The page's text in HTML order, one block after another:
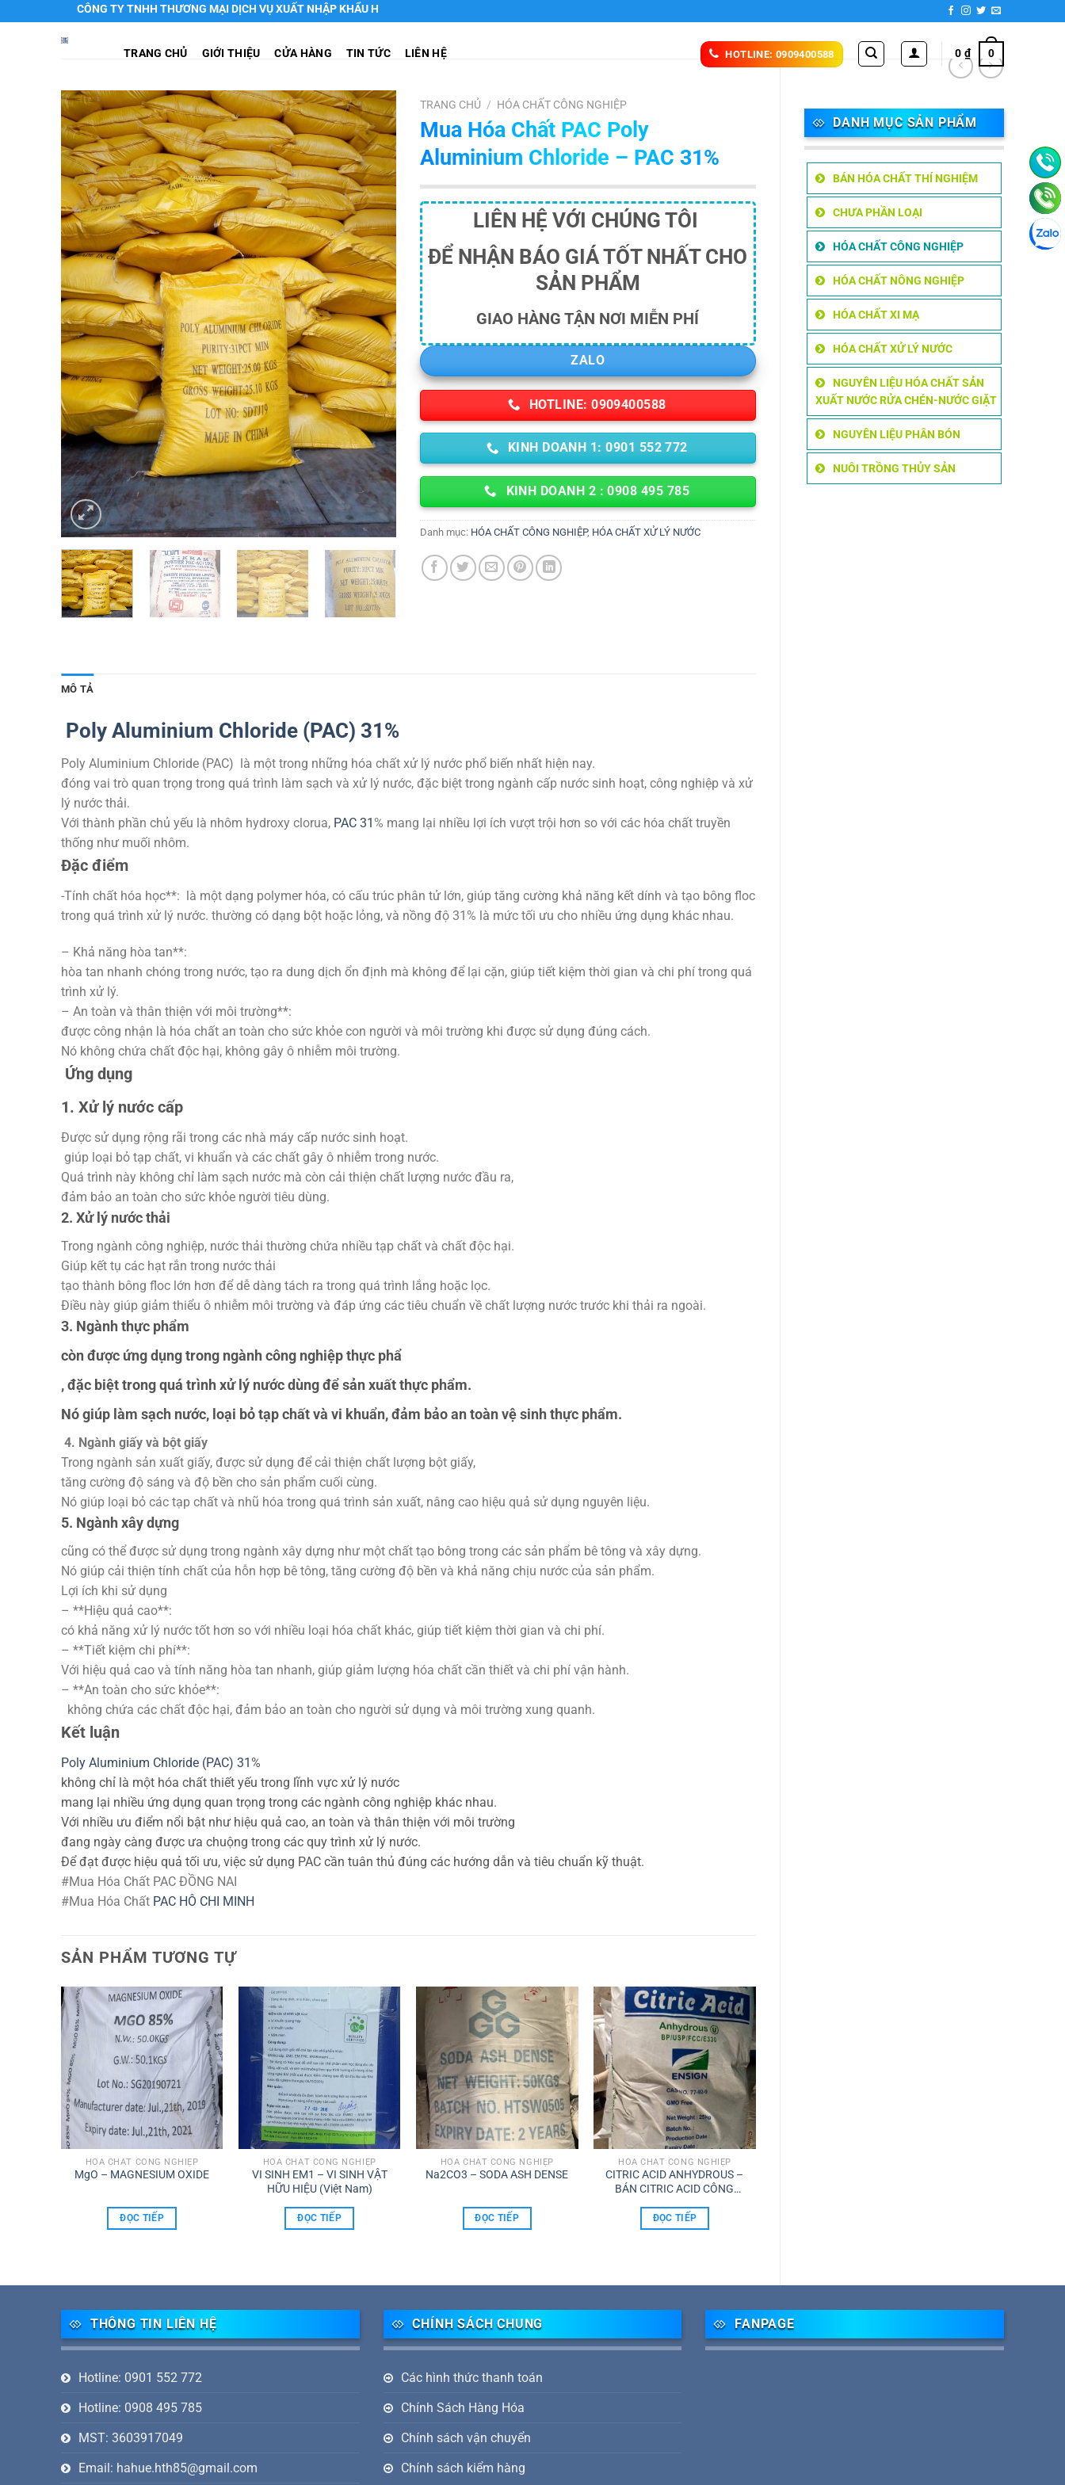
CÔNG TY TNHH THƯƠNG MẠI DỊCH VỤ XUẤT NHẬP KHẨU HTH
TRANG CHỦ GIỚI THIỆU CỬA HÀNG TIN TỨC LIÊN HỆ HOTLINE: 0909400588 0₫ 0
DANH MỤC SẢN PHẨM
BÁN HÓA CHẤT THÍ NGHIỆM
CHƯA PHẦN LOẠI
HÓA CHẤT CÔNG NGHIỆP
HÓA CHẤT NÔNG NGHIỆP
HÓA CHẤT XI MẠ
HÓA CHẤT XỬ LÝ NƯỚC
NGUYÊN LIỆU HÓA CHẤT SẢN
XUẤT NƯỚC RỬA CHÉN-NƯỚC GIẶT
NGUYÊN LIỆU PHÂN BÓN
NUÔI TRỒNG THỦY SẢN
TRANG CHỦ / HÓA CHẤT CÔNG NGHIỆP
Mua Hóa Chất PAC Poly
Aluminium Chloride – PAC 31%
LIÊN HỆ VỚI CHÚNG TÔI
ĐỂ NHẬN BÁO GIÁ TỐT NHẤT CHO
SẢN PHẨM
GIAO HÀNG TẬN NƠI MIỄN PHÍ
ZALO
HOTLINE: 0909400588
KINH DOANH 1: 0901 552 772
KINH DOANH 2 : 0908 495 785
Danh mục: HÓA CHẤT CÔNG NGHIỆP, HÓA CHẤT XỬ LÝ NƯỚC
MÔ TẢ
Poly Aluminium Chloride (PAC) 31%
Poly Aluminium Chloride (PAC) là một trong những hóa chất xử lý nước phổ biến nhất hiện nay.
đóng vai trò quan trọng trong quá trình làm sạch và xử lý nước, đặc biệt trong ngành cấp nước sinh hoạt, công nghiệp và xử
lý nước thải.
Với thành phần chủ yếu là nhôm hydroxy clorua, PAC 31 % mang lại nhiều lợi ích vượt trội hơn so với các hóa chất truyền
thống như muối nhôm.
Đặc điểm
-Tính chất hóa học**: là một dạng polymer hóa, có cấu trúc phân tử lớn, giúp tăng cường khả năng kết dính và tạo bông floc
trong quá trình xử lý nước. thường có dạng bột hoặc lỏng, và nồng độ 31% là mức tối ưu cho nhiều ứng dụng khác nhau.
– Khả năng hòa tan**:
hòa tan nhanh chóng trong nước, tạo ra dung dịch ổn định mà không để lại cặn, giúp tiết kiệm thời gian và chi phí trong quá
trình xử lý.
– An toàn và thân thiện với môi trường**:
được công nhận là hóa chất an toàn cho sức khỏe con người và môi trường khi được sử dụng đúng cách.
Nó không chứa chất độc hại, không gây ô nhiễm môi trường.
Ứng dụng
1. Xử lý nước cấp
Được sử dụng rộng rãi trong các nhà máy cấp nước sinh hoạt.
giúp loại bỏ tạp chất, vi khuẩn và các chất gây ô nhiễm trong nước.
Quá trình này không chỉ làm sạch nước mà còn cải thiện chất lượng nước đầu ra,
đảm bảo an toàn cho sức khỏe người tiêu dùng.
2. Xử lý nước thải
Trong ngành công nghiệp, nước thải thường chứa nhiều tạp chất và chất độc hại.
Giúp kết tụ các hạt rắn trong nước thải
tạo thành bông floc lớn hơn để dễ dàng tách ra trong quá trình lắng hoặc lọc.
Điều này giúp giảm thiểu ô nhiễm môi trường và đáp ứng các tiêu chuẩn về chất lượng nước trước khi thải ra ngoài.
3. Ngành thực phẩm
còn được ứng dụng trong ngành công nghiệp thực phẩ
, đặc biệt trong quá trình xử lý nước dùng để sản xuất thực phẩm.
Nó giúp làm sạch nước, loại bỏ tạp chất và vi khuẩn, đảm bảo an toàn vệ sinh thực phẩm.
4. Ngành giấy và bột giấy
Trong ngành sản xuất giấy, được sử dụng để cải thiện chất lượng bột giấy,
tăng cường độ sáng và độ bền cho sản phẩm cuối cùng.
Nó giúp loại bỏ các tạp chất và nhũ hóa trong quá trình sản xuất, nâng cao hiệu quả sử dụng nguyên liệu.
5. Ngành xây dựng
cũng có thể được sử dụng trong ngành xây dựng như một chất tạo bông trong các sản phẩm bê tông và xây dựng.
Nó giúp cải thiện tính chất của hỗn hợp bê tông, tăng cường độ bền và khả năng chịu nước của sản phẩm.
Lợi ích khi sử dụng
– **Hiệu quả cao**:
có khả năng xử lý nước tốt hơn so với nhiều loại hóa chất khác, giúp tiết kiệm thời gian và chi phí.
– **Tiết kiệm chi phí**:
Với hiệu quả cao và tính năng hòa tan nhanh, giúp giảm lượng hóa chất cần thiết và chi phí vận hành.
– **An toàn cho sức khỏe**:
không chứa các chất độc hại, đảm bảo an toàn cho người sử dụng và môi trường xung quanh.
Kết luận
Poly Aluminium Chloride (PAC) 31%
không chỉ là một hóa chất thiết yếu trong lĩnh vực xử lý nước
mang lại nhiều ứng dụng quan trọng trong các ngành công nghiệp khác nhau.
Với nhiều ưu điểm nổi bật như hiệu quả cao, an toàn và thân thiện với môi trường
đang ngày càng được ưa chuộng trong các quy trình xử lý nước.
Để đạt được hiệu quả tối ưu, việc sử dụng PAC cần tuân thủ đúng các hướng dẫn và tiêu chuẩn kỹ thuật.
#Mua Hóa Chất PAC ĐỒNG NAI
#Mua Hóa Chất PAC HÔ CHI MINH
SẢN PHẨM TƯƠNG TỰ
HÓA CHẤT CÔNG NGHIỆP
MgO – MAGNESIUM OXIDE
ĐỌC TIẾP
HÓA CHẤT CÔNG NGHIỆP
VI SINH EM1 – VI SINH VẬT
HỮU HIỆU (Việt Nam)
ĐỌC TIẾP
HÓA CHẤT CÔNG NGHIỆP
Na2CO3 – SODA ASH DENSE
ĐỌC TIẾP
HÓA CHẤT CÔNG NGHIỆP
CITRIC ACID ANHYDROUS –
BÁN CITRIC ACID CÔNG
ĐỌC TIẾP
THÔNG TIN LIÊN HỆ
Hotline: 0901 552 772
Hotline: 0908 495 785
MST: 3603917049
Email: hahue.hth85@gmail.com
CHÍNH SÁCH CHUNG
Các hình thức thanh toán
Chính Sách Hàng Hóa
Chính sách vận chuyển
Chính sách kiểm hàng
FANPAGE